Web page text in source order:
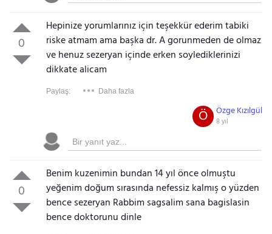
0
Hepinize yorumlarınız için teşekkür ederim tabiki
riske atmam ama başka dr. A gorunmeden de olmaz
ve henuz sezeryan içinde erken soylediklerinizi
dikkate alicam
Paylaş: Daha fazla
Özge Kızılgül
8 yıl
Ö
0
Benim kuzenimin bundan 14 yıl önce olmuştu
yeğenim doğum sırasında nefessiz kalmış o yüzden
bence sezeryan Rabbim sagsalim sana bagislasin
bence doktorunu dinle